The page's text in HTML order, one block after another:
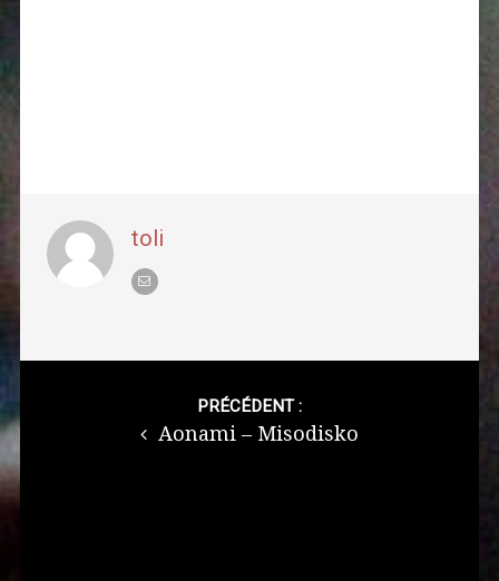
toli
navigation
PRÉCÉDENT :
Aonami – Misodisko